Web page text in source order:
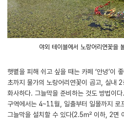
야외 테이블에서 노랑어리연꽃을
햇볕을 피해 쉬고 싶을 때는 카페 ‘안녕’이
초까지 물가의 노랑어리연꽃이 곱고, 실내
화사하다. 그늘막을 준비하는 것도 방법이
구역에서는 4~11월, 일출부터 일몰까지 로
그늘막을 설치할 수 있다(2.5㎡ 이하, 2면